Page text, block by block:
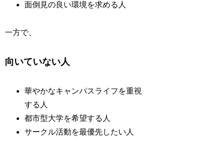
面倒見の良い環境を求める人
一方で、
向いていない人
華やかなキャンパスライフを重視
する人
都市型大学を希望する人
サークル活動を最優先したい人